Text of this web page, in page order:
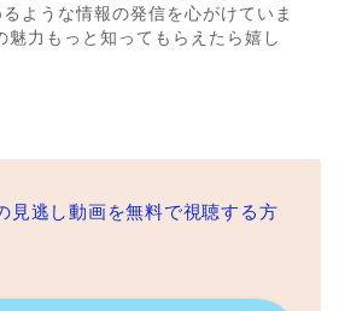
ような情報の発信を心がけていま
魅力もっと知ってもらえたら嬉し
見逃し動画を無料で視聴する方